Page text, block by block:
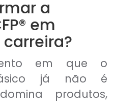
a
em
em que o
já não é
produtos,